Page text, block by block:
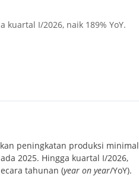
kuartal I/2026, naik 189% YoY.
peningkatan produksi minimal
2025. Hingga kuartal I/2026,
tahunan (year on year/YoY).